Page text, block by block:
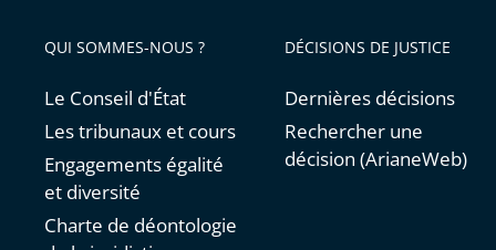
QUI SOMMES-NOUS ?
Le Conseil d'État
Les tribunaux et cours
Engagements égalité
et diversité
Charte de déontologie
DÉCISIONS DE JUSTICE
Dernières décisions
Rechercher une
décision (ArianeWeb)